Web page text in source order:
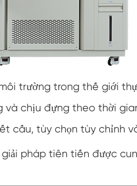
Buồng
hợp
Thiết
độ và
Buồng
Gạc
trường trong thế giới
và chịu đựng theo thời
cấu, tùy chọn tùy chỉnh
pháp tiên tiến được